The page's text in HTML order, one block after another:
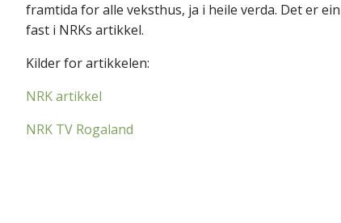
framtida for alle veksthus, ja i heile verda. Det er
fast i NRKs artikkel.
Kilder for artikkelen:
NRK artikkel
NRK TV Rogaland